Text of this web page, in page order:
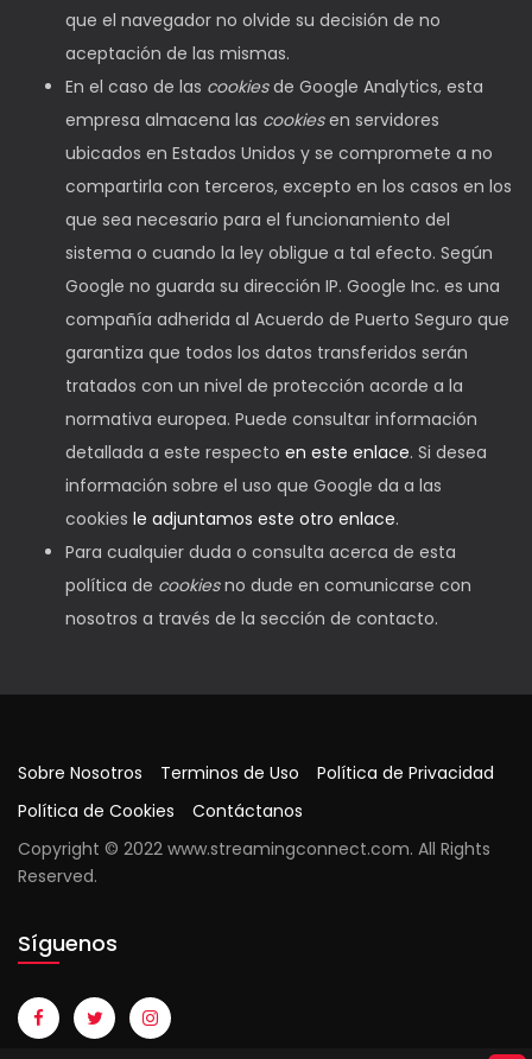
que el navegador no olvide su decisión de no
aceptación de las mismas.
En el caso de las cookiesde Google Analytics, esta
empresa almacena las cookiesen servidores
ubicados en Estados Unidos y se compromete a no
compartirla con terceros, excepto en los casos en los
que sea necesario para el funcionamiento del
sistema o cuando la ley obligue a tal efecto. Según
Google no guarda su dirección IP. Google Inc. es una
compañía adherida al Acuerdo de Puerto Seguro que
garantiza que todos los datos transferidos serán
tratados con un nivel de protección acorde a la
normativa europea. Puede consultar información
detallada a este respecto en este enlace. Si desea
información sobre el uso que Google da a las
cookies le adjuntamos este otro enlace.
Para cualquier duda o consulta acerca de esta
política de cookiesno dude en comunicarse con
nosotros a través de la sección de contacto.
Sobre Nosotros Terminos de Uso
Política de Privacidad
Política de Cookies
Contáctanos
Copyright © 2022 www.streamingconnect.com. All Rights
Reserved.
Síguenos